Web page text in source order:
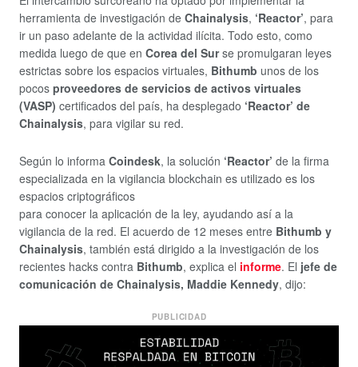
herramienta de investigación de Chainalysis, ‘Reactor’, para
ir un paso adelante de la actividad ilícita. Todo esto, como
medida luego de que en Corea del Surse promulgaran leyes
estrictas sobre los espacios virtuales, Bithumb unos de los
pocos proveedores de servicios de activos virtuales
(VASP) certificados del país, ha desplegado ‘Reactor’ de
Chainalysis, para vigilar su red.
Según lo informa Coindesk, la solución ‘Reactor’ de la firma
especializada en la vigilancia blockchain es utilizado es los
espacios criptográficos
para conocer la aplicación de la ley, ayudando así a la
vigilancia de la red. El acuerdo de 12 meses entre Bithumb y
Chainalysis, también está dirigido a la investigación de los
recientes hacks contra Bithumb, explica el informe. El jefe de
comunicación de Chainalysis, Maddie Kennedy, dijo:
PUBLICIDAD